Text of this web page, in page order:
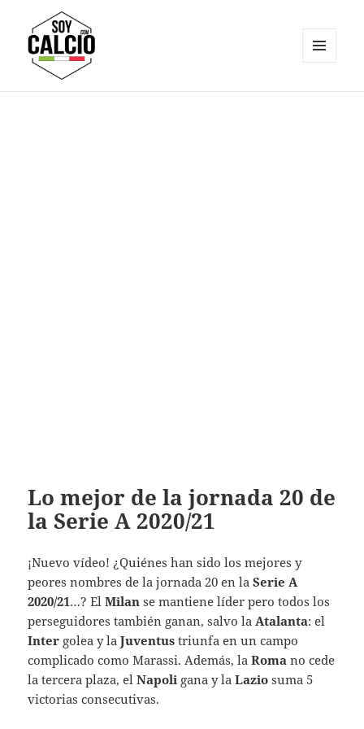
Lo mejor de la jornada 20 de
la Serie A 2020/21
¡Nuevo vídeo!¿Quiénes han sido los mejores y
peores nombres de la jornada 20 en laSerie A
2020/21…? El Milan se mantiene líder pero todos los
perseguidores también ganan, salvo laAtalanta: el
Inter golea y la Juventus triunfa en un campo
complicado como Marassi. Además, laRoma no cede
la tercera plaza, elNapoli gana y laLazio suma 5
victorias consecutivas.